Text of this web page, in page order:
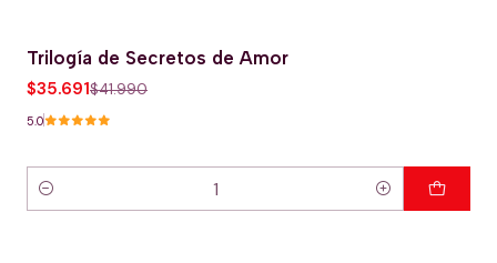
-15% OFERTA HOT
Trilogía de Secretos de Amor
$35.691$41.990
5.0
Cantidad